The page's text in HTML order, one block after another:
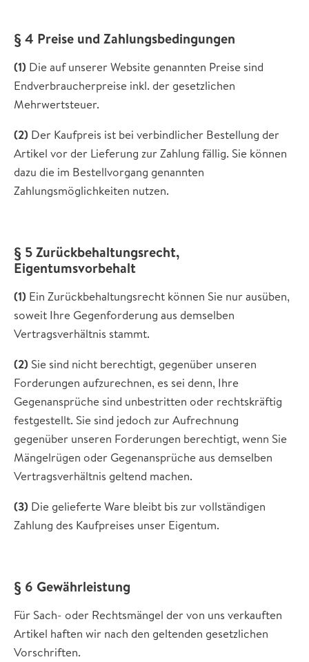
§ 4 Preise und Zahlungsbedingungen
(1) Die auf unserer Website genannten Preise sind
Endverbraucherpreise inkl. der gesetzlichen
Mehrwertsteuer.
(2) Der Kaufpreis ist bei verbindlicher Bestellung der
Artikel vor der Lieferung zur Zahlung fällig. Sie können
dazu die im Bestellvorgang genannten
Zahlungsmöglichkeiten nutzen.
§ 5 Zurückbehaltungsrecht,
Eigentumsvorbehalt
(1) Ein Zurückbehaltungsrecht können Sie nur ausüben,
soweit Ihre Gegenforderung aus demselben
Vertragsverhältnis stammt.
(2) Sie sind nicht berechtigt, gegenüber unseren
Forderungen aufzurechnen, es sei denn, Ihre
Gegenansprüche sind unbestritten oder rechtskräftig
festgestellt. Sie sind jedoch zur Aufrechnung
gegenüber unseren Forderungen berechtigt, wenn Sie
Mängelrügen oder Gegenansprüche aus demselben
Vertragsverhältnis geltend machen.
(3) Die gelieferte Ware bleibt bis zur vollständigen
Zahlung des Kaufpreises unser Eigentum.
§ 6 Gewährleistung
Für Sach- oder Rechtsmängel der von uns verkauften
Artikel haften wir nach den geltenden gesetzlichen
Vorschriften.